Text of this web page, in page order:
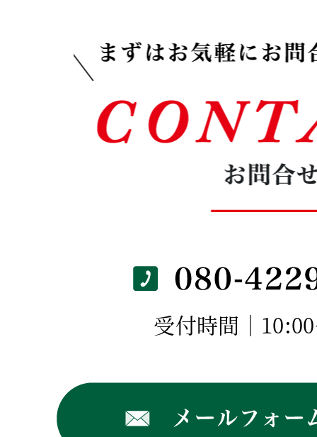
受付時間｜